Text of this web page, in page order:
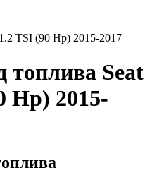
TSI (90 Hp) 2015-2017
топлива Seat
Hp) 2015-